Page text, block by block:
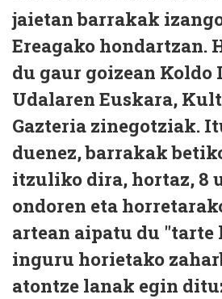
jaietan barrakak
Ereagako hondartzan.
du gaur goizean Koldo
Udalaren Euskara,
Gazteria zinegotziak.
duenez, barrakak
itzuliko dira, hortaz, 8
ondoren eta
artean aipatu du "tarte
inguru horietako
atontze lanak egin